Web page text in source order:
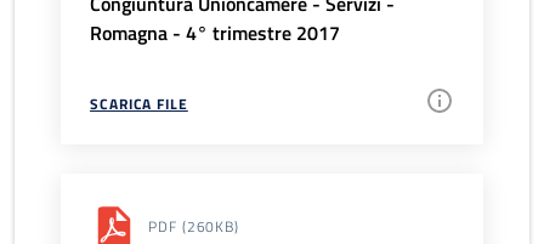
Romagna - 4° trimestre 2017
SCARICA FILE
PDF (260KB)